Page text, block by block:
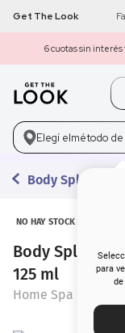
Get The Look
6 cuotas sin interés
Buscar
Elegí elmétodo
para
Body Splash
NO HAY STOCK
Body Splash
125 ml
Home Spa
1 get the look
2 máscara pestañas
3.
5. corrector